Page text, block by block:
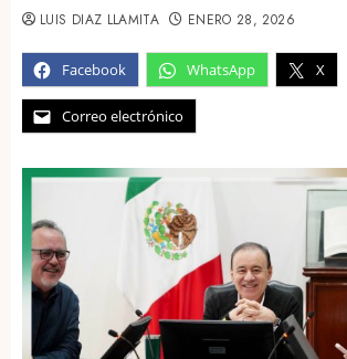
Facebook WhatsApp X
Correo electrónico
LUIS DIAZ LLAMITA ENERO 28, 2026